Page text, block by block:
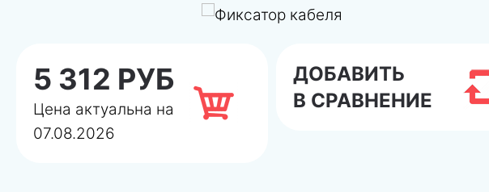
5 312 РУБ
Цена актуальна на
07.08.2026
ДОБАВИТЬ
В СРАВНЕНИЕ